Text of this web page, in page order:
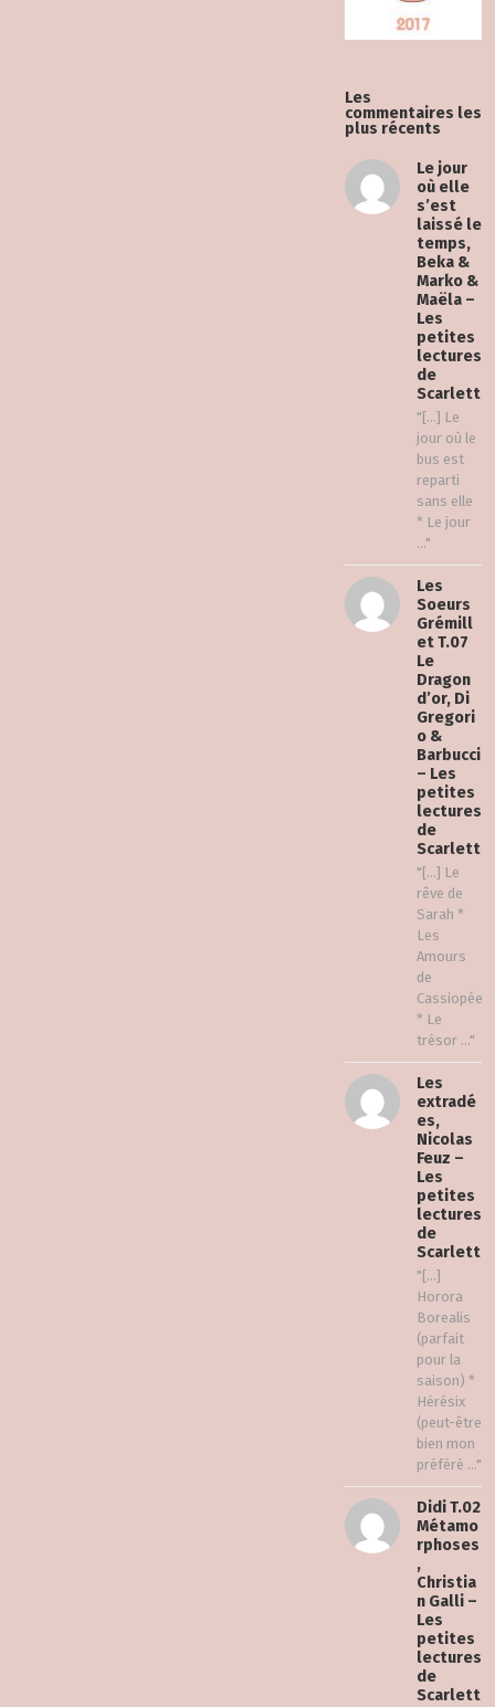
Les
commentaires les
plus récents
Le jour
où elle
s’est
laissé le
temps,
Beka &
Marko &
Maëla –
Les
petites
lectures
de
Scarlett
"[…] Le
jour où le
bus est
reparti
sans elle
* Le jour
..."
Les
Soeurs
Grémill
et T.07
Le
Dragon
d’or, Di
Gregori
o &
Barbucci
– Les
petites
lectures
de
Scarlett
"[…] Le
rêve de
Sarah *
Les
Amours
de
Cassiopée
* Le
trésor ..."
Les
extradé
es,
Nicolas
Feuz –
Les
petites
lectures
de
Scarlett
"[…]
Horora
Borealis
(parfait
pour la
saison) *
Hérésix
(peut-être
bien mon
préféré ..."
Didi T.02
Métamo
rphoses
,
Christia
n Galli –
Les
petites
lectures
de
Scarlett